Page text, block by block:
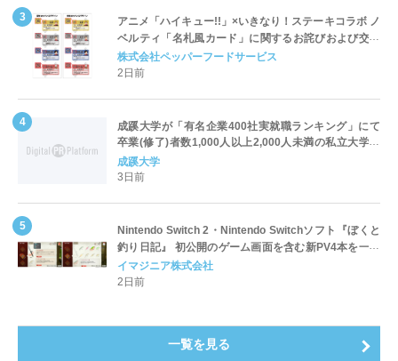
アニメ「ハイキュー!!」×いきなり！ステーキコラボ ノ
ベルティ「名札風カード」に関するお詫びおよび交換
対応についてのご案内
株式会社ペッパーフードサービス
2日前
成蹊大学が「有名企業400社実就職ランキング」にて
卒業(修了)者数1,000人以上2,000人未満の私立大学で
全国第1位を獲得！～実就職率は26.5%（前年比＋
4.3pt）に伸長、東京の私立大学でも10位にランクイン
成蹊大学
3日前
Nintendo Switch 2・Nintendo Switchソフト『ぼくと
釣り日記』 初公開のゲーム画面を含む新PV4本を一挙
公開！
イマジニア株式会社
2日前
一覧を見る